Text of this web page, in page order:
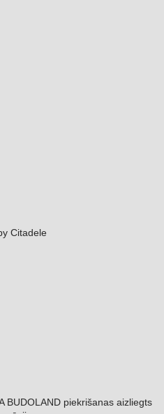
Citadele
BUDOLAND piekrišanas aizliegts